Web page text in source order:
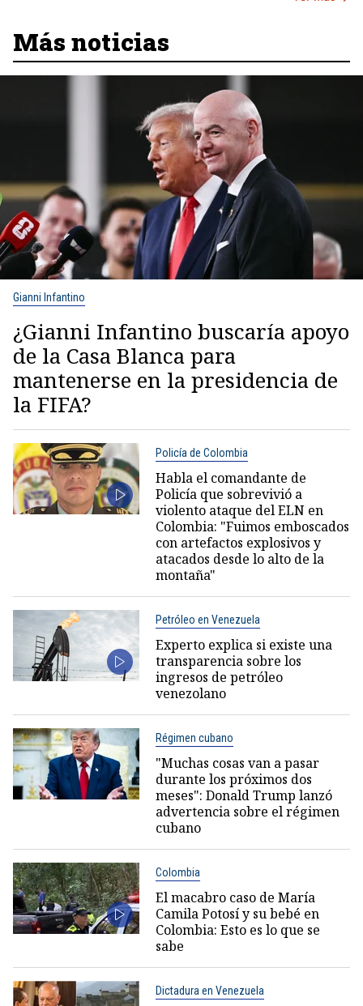
Más noticias
Gianni Infantino
¿Gianni Infantino buscaría apoyo
de la Casa Blanca para
mantenerse en la presidencia de
la FIFA?
Policía de Colombia
Habla el comandante de
Policía que sobrevivió a
violento ataque del ELN en
Colombia: "Fuimos emboscados
con artefactos explosivos y
atacados desde lo alto de la
montaña"
Petróleo en Venezuela
Experto explica si existe una
transparencia sobre los
ingresos de petróleo
venezolano
Régimen cubano
"Muchas cosas van a pasar
durante los próximos dos
meses": Donald Trump lanzó
advertencia sobre el régimen
cubano
Colombia
El macabro caso de María
Camila Potosí y su bebé en
Colombia: Esto es lo que se
sabe
Dictadura en Venezuela